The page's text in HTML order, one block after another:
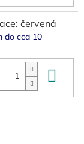
červená
do cca 10